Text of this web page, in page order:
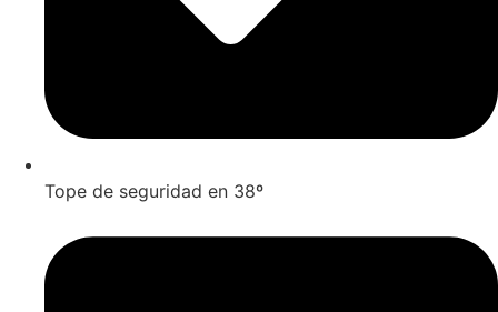
Tope de seguridad en 38º